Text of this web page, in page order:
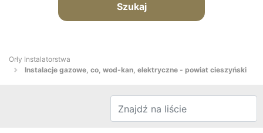
Szukaj
Orły Instalatorstwa
Instalacje gazowe, co, wod-kan, elektryczne - powiat cieszyński